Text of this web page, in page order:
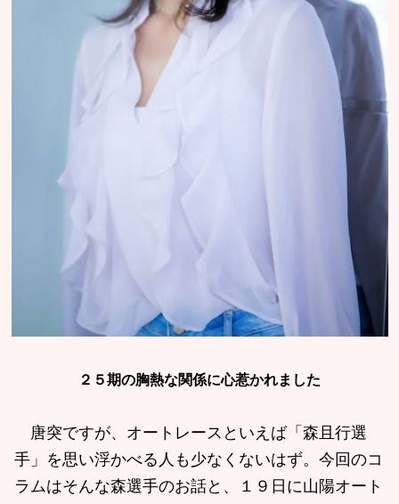
２５期の胸熱な関係に心惹かれました
唐突ですが、オートレースといえば「森且行選
手」を思い浮かべる人も少なくないはず。今回のコ
ラムはそんな森選手のお話と、１９日に山陽オート